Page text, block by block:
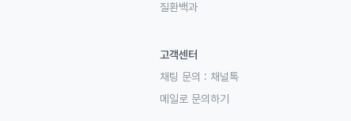
질환백과
고객센터
채팅 문의 : 채널톡
메일로 문의하기